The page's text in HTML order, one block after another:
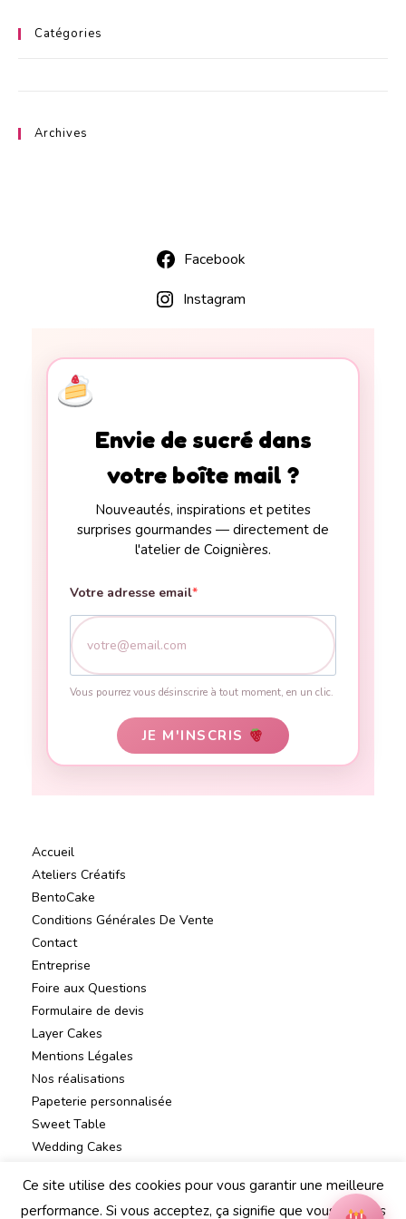
Catégories
Archives
Facebook
Instagram
Envie de sucré dans
votre boîte mail ?
Nouveautés, inspirations et petites
surprises gourmandes — directement de
l'atelier de Coignières.
Votre adresse email
Vous pourrez vous désinscrire à tout moment, en un clic.
JE M'INSCRIS
Accueil
Ateliers Créatifs
BentoCake
Conditions Générales De Vente
Contact
Entreprise
Foire aux Questions
Formulaire de devis
Layer Cakes
Mentions Légales
Nos réalisations
Papeterie personnalisée
Sweet Table
Wedding Cakes
Ce site utilise des cookies pour vous garantir une meilleure
performance. Si vous acceptez, ça signifie que vous en êtes